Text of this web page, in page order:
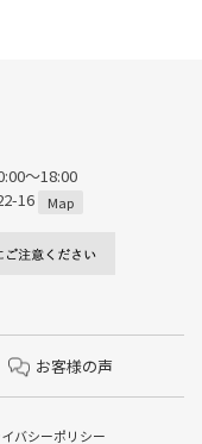
〜18:00
16
Map
お客様の声
バシーポリシー